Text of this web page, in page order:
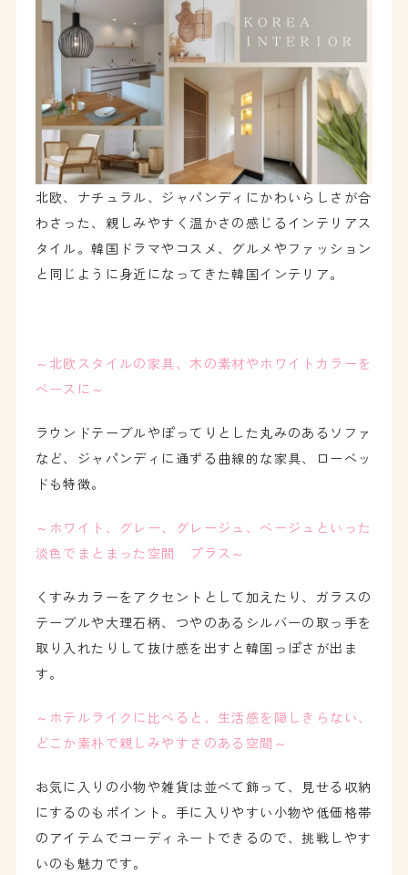
北欧、ナチュラル、ジャパンディにかわいらしさが合
わさった、親しみやすく温かさの感じるインテリアス
タイル。韓国ドラマやコスメ、グルメやファッション
と同じように身近になってきた韓国インテリア。
～北欧スタイルの家具、木の素材やホワイトカラーを
ベースに～
ラウンドテーブルやぽってりとした丸みのあるソファ
など、ジャパンディに通ずる曲線的な家具、ローベッ
ドも特徴。
～ホワイト、グレー、グレージュ、ベージュといった
淡色でまとまった空間 プラス～
くすみカラーをアクセントとして加えたり、ガラスの
テーブルや大理石柄、つやのあるシルバーの取っ手を
取り入れたりして抜け感を出すと韓国っぽさが出ま
す。
～ホテルライクに比べると、生活感を隠しきらない、
どこか素朴で親しみやすさのある空間～
お気に入りの小物や雑貨は並べて飾って、見せる収納
にするのもポイント。手に入りやすい小物や低価格帯
のアイテムでコーディネートできるので、挑戦しやす
いのも魅力です。